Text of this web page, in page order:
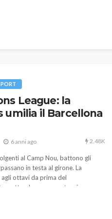
League: la
umilia il Barcellona
6 anni ago 2.48K
al Camp Nou, battono gli
in testa al girone. La
agli ottavi da prima del
e attende ora un sorteggio